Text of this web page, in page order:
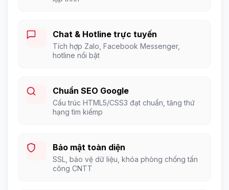
Chat & Hotline trực tuyến
Tích hợp Zalo, Facebook Messenger,
hotline nổi bật
Chuẩn SEO Google
Cấu trúc HTML5/CSS3 đạt chuẩn, tăng thứ
hạng tìm kiếmp
Bảo mật toàn diện
SSL, bảo vệ dữ liệu, khóa phòng chống tấn
công CNTT